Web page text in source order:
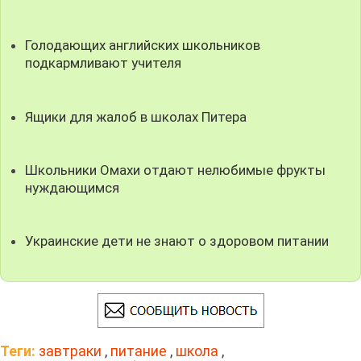
Голодающих английских школьников
подкармливают учителя
Ящики для жалоб в школах Питера
Школьники Омахи отдают нелюбимые фрукты
нуждающимся
Украинские дети не знают о здоровом питании
Теги: завтраки , питание , школа ,